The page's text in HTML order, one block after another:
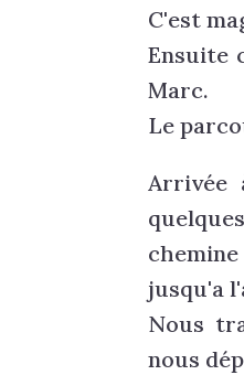
C'est
Ensuite
Marc.
Le
Arrivée
jusqu'a
Nous
nous